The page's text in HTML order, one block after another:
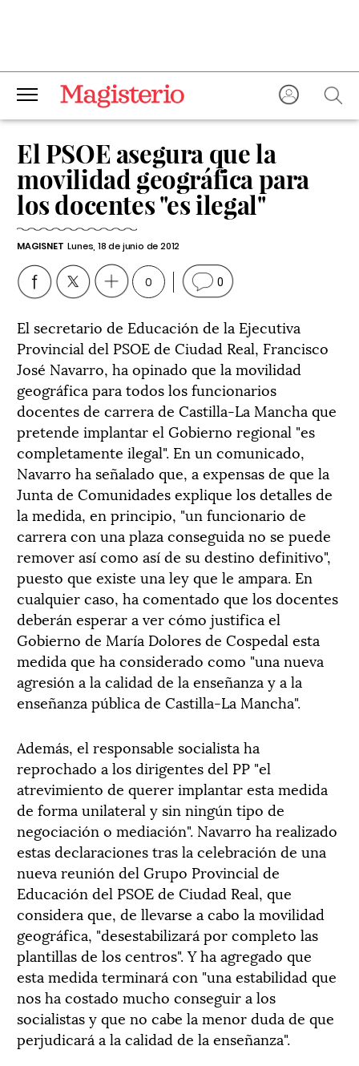
El PSOE asegura que la
movilidad geográfica para
los docentes "es ilegal"
MAGISNET Lunes, 18 de junio de 2012
0 0
El secretario de Educación de la Ejecutiva
Provincial del PSOE de Ciudad Real, Francisco
José Navarro, ha opinado que la movilidad
geográfica para todos los funcionarios
docentes de carrera de Castilla-La Mancha que
pretende implantar el Gobierno regional "es
completamente ilegal". En un comunicado,
Navarro ha señalado que, a expensas de que la
Junta de Comunidades explique los detalles de
la medida, en principio, "un funcionario de
carrera con una plaza conseguida no se puede
remover así como así de su destino definitivo",
puesto que existe una ley que le ampara. En
cualquier caso, ha comentado que los docentes
deberán esperar a ver cómo justifica el
Gobierno de María Dolores de Cospedal esta
medida que ha considerado como "una nueva
agresión a la calidad de la enseñanza y a la
enseñanza pública de Castilla-La Mancha".
Además, el responsable socialista ha
reprochado a los dirigentes del PP "el
atrevimiento de querer implantar esta medida
de forma unilateral y sin ningún tipo de
negociación o mediación". Navarro ha realizado
estas declaraciones tras la celebración de una
nueva reunión del Grupo Provincial de
Educación del PSOE de Ciudad Real, que
considera que, de llevarse a cabo la movilidad
geográfica, "desestabilizará por completo las
plantillas de los centros". Y ha agregado que
esta medida terminará con "una estabilidad que
nos ha costado mucho conseguir a los
socialistas y que no cabe la menor duda de que
perjudicará a la calidad de la enseñanza".